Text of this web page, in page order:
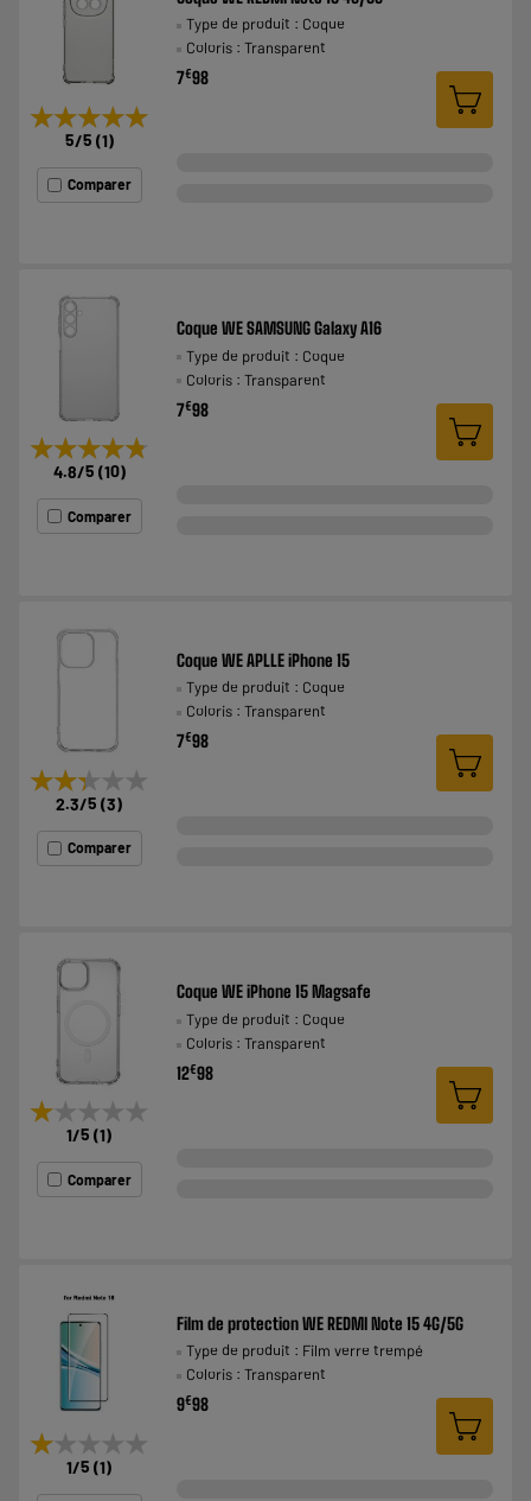
★★★★★
★★★★★
5/5 (1)
Comparer
Type de produit : Coque
Coloris : Transparent
7€98
★★★★★
★★★★★
4.8/5 (10)
Comparer
Coque WE SAMSUNG Galaxy A16
Type de produit : Coque
Coloris : Transparent
7€98
★★★★★
★★★★★
2.3/5 (3)
Comparer
Coque WE APLLE iPhone 15
Type de produit : Coque
Coloris : Transparent
7€98
★★★★★
★★★★★
1/5 (1)
Comparer
Coque WE iPhone 15 Magsafe
Type de produit : Coque
Coloris : Transparent
12€98
★★★★★
★★★★★
1/5 (1)
Film de protection WE REDMI Note 15 4G/5G
Type de produit : Film verre trempé
Coloris : Transparent
9€98